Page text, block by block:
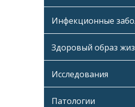
Инфекционные
Здоровый образ
Исследования
Патологии